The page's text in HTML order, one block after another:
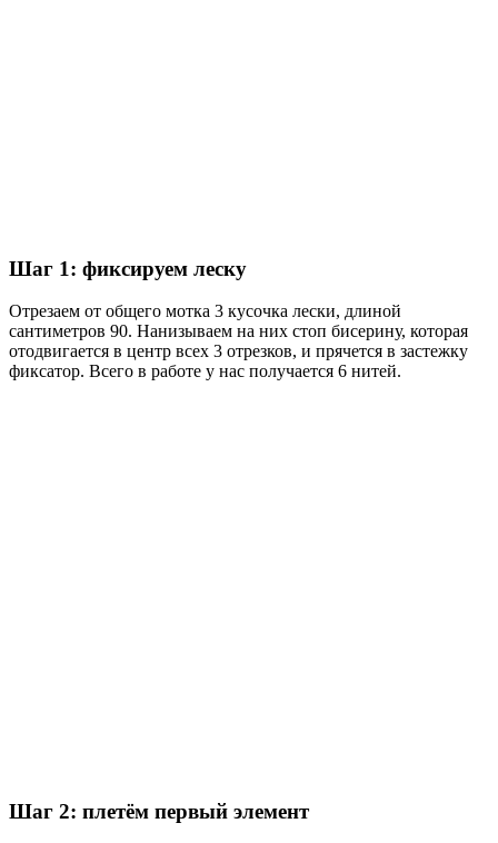
Шаг 1: фиксируем леску
Отрезаем от общего мотка 3 кусочка лески, длиной
сантиметров 90. Нанизываем на них стоп бисерину, которая
отодвигается в центр всех 3 отрезков, и прячется в застежку
фиксатор. Всего в работе у нас получается 6 нитей.
Шаг 2: плетём первый элемент